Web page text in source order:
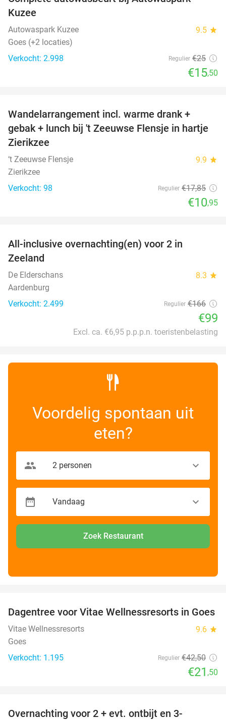
Kuzee
Autowaspark Kuzee 9.5 star
Goes (+2 locaties)
Verkocht: 2.998
Regulier €25
€15,50
Wandelarrangement incl. warme drank +
gebak + lunch bij 't Zeeuwse Flensje in hartje
Zierikzee
‘t Zeeuwse Flensje 9.9 star
Zierikzee
Verkocht: 98
Regulier €17,85
€10,95
All-inclusive overnachting(en) voor 2 in
Zeeland
De Elderschans 8.3 star
Aardenburg
Verkocht: 2.499
Regulier €166
€99
Excl. ca. €6,95 p.p.p.n. toeristenbelasting
Voordelig spontaan uit
eten?
Zoek Restaurant
49%
Dagentree voor Vitae Wellnessresorts in Goes
Vitae Wellnessresorts 9.6 star
Goes
Verkocht: 1.195
Regulier €42,50
€21 ,50
Overnachting voor 2 + evt. ontbijt en 3-